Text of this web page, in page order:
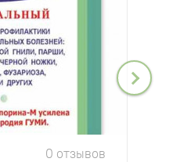
0 отзывов